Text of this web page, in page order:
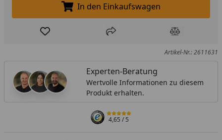
In den Einkaufswagen legen
In den Einkaufswagen
Produkt zur Wunschliste hinzufügen
Teilen Produkt
Artikel-Nr.: 2611631
Experten-Beratung
Wertvolle Informationen zu diesem
Produkt erhalten.
4,65/ 5